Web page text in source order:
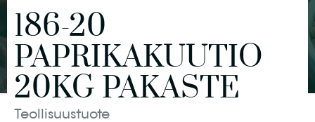
186-20
PAPRIKAKUUTIO
20KG PAKASTE
Teollisuustuote